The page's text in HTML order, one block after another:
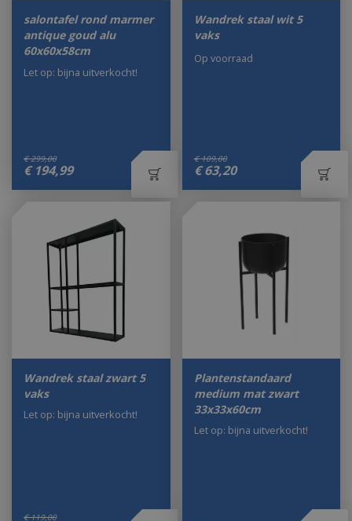
salontafel rond marmer
antique goud alu
60x60x58cm
€ 299,00
€ 194,99
Let op: bijna uitverkocht!
Wandrek staal wit 5
vaks
€ 109,00
€ 63,20
Op voorraad
Wandrek staal zwart 5
vaks
€ 119,00
Let op: bijna uitverkocht!
Plantenstandaard
medium mat zwart
33x33x60cm
Let op: bijna uitverkocht!